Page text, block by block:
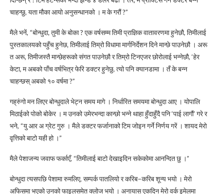
चाहन्छु, यता मौका आयो अनुसन्धानको । म के गरौं ?”
मैले भनें, “बोन्धुदा, तुमी के बोका ? एक वर्षसम्म तिमी प्राज्ञिक वातावरणमा हुनेछौ, तिमीलाई
पुस्तकालयको पहुँच हुनेछ, तिमीलाई तिम्रो विधामा मार्गनिर्देशन दिने मान्छे पाउनेछौ । अरू
त अरू, तिमीजस्तै मान्छेहरूको संगत पाउनेछौ र तिम्रो टिनएजर छोरोलाई भन्नेछौ, ‘हेर
केटा, म अबको पाँच वर्षभित्र फेरि डक्टर हुनेछु, त्यो पनि क्यानडामा । तँ के बन्न
चाहन्छस् अबको १० वर्षमा ?”
गह्रुंगो मन लिएर बोन्धुदाले भेट्न समय मागे । निर्धारित समयमा बोन्धुदा आए । योपालि
मिठाईको पोको बोकेर । म उनको उमेरभन्दा कान्छो भन्ने थाहा हुँदाहुँदै पनि ‘पाई लागौं’ गरे र
भने, “यु आर अ ग्रेट गुरु । मैले डक्टर फर्जानाको टिम जोइन गर्ने निर्णय गरें । शायद मेरो
वृत्तिको बाटो यही हो ।”
मैले पेशाजन्य जवाफ फर्काएँ, “तिमीलाई बाटो देखाइदिन सकेकोमा आनन्दित छु ।”
बोन्धुदा त्यसपछि पेशामा रुमलिए, सम्पर्क पातलियो र करिब–करिब शून्य भयो । मेरो
अफिसमा भएको उनको फाइलसमेत क्लोज भयो । अनायास एकदिन मेरो वर्क इमेलमा